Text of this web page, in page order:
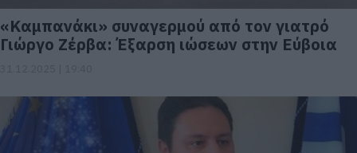
«Καμπανάκι» συναγερμού από τον γιατρό
Γιώργο Ζέρβα: Έξαρση ιώσεων στην Εύβοια